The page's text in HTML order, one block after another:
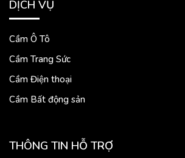
DỊCH VỤ
Cầm Ô Tô
Cầm Trang Sức
Cầm Điện thoại
Cầm Bất động sản
THÔNG TIN HỖ TRỢ